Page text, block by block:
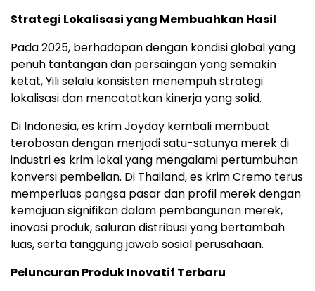
Strategi Lokalisasi yang Membuahkan Hasil
Pada 2025, berhadapan dengan kondisi global yang
penuh tantangan dan persaingan yang semakin
ketat, Yili selalu konsisten menempuh strategi
lokalisasi dan mencatatkan kinerja yang solid.
Di Indonesia, es krim Joyday kembali membuat
terobosan dengan menjadi satu-satunya merek di
industri es krim lokal yang mengalami pertumbuhan
konversi pembelian. Di Thailand, es krim Cremo terus
memperluas pangsa pasar dan profil merek dengan
kemajuan signifikan dalam pembangunan merek,
inovasi produk, saluran distribusi yang bertambah
luas, serta tanggung jawab sosial perusahaan.
Peluncuran Produk Inovatif Terbaru